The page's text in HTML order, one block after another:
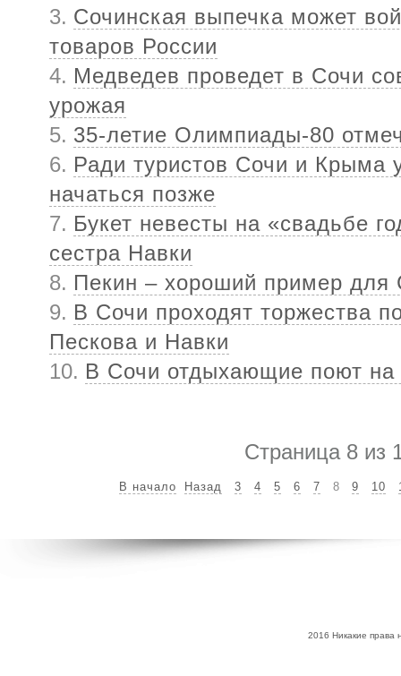
Сочинская выпечка может
товаров России
Медведев проведет в Сочи
урожая
35-летие Олимпиады-80
Ради туристов Сочи и Крыма
начаться позже
Букет невесты на «свадьбе
сестра Навки
Пекин – хороший пример для
В Сочи проходят торжества
Пескова и Навки
В Сочи отдыхающие поют на
Страница 8 из
В начало Назад 3 4 5 6 7 8 9 10
2016 Никакие